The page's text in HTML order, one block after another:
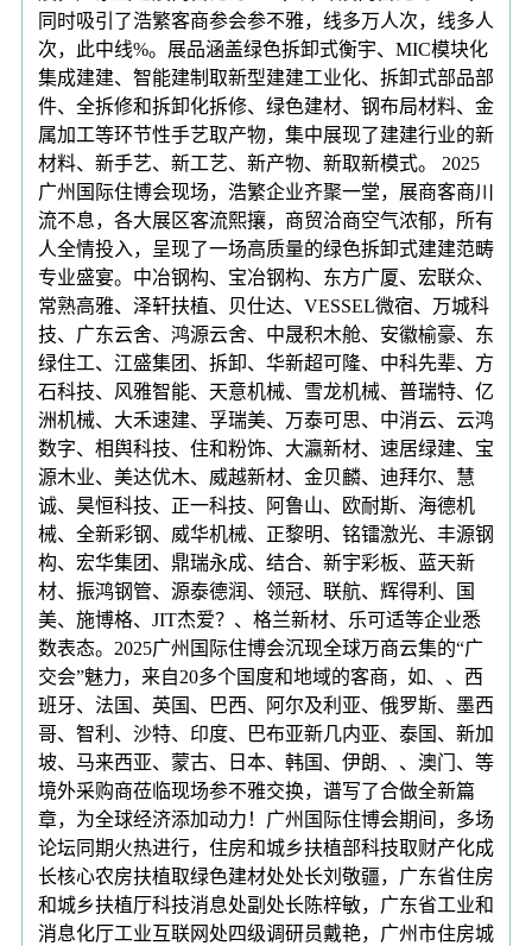
同时吸引了浩繁客商参会参不雅，线多万人次，线多人
次，此中线%。展品涵盖绿色拆卸式衡宇、MIC模块化
集成建建、智能建制取新型建建工业化、拆卸式部品部
件、全拆修和拆卸化拆修、绿色建材、钢布局材料、金
属加工等环节性手艺取产物，集中展现了建建行业的新
材料、新手艺、新工艺、新产物、新取新模式。 2025
广州国际住博会现场，浩繁企业齐聚一堂，展商客商川
流不息，各大展区客流熙攘，商贸洽商空气浓郁，所有
人全情投入，呈现了一场高质量的绿色拆卸式建建范畴
专业盛宴。中冶钢构、宝冶钢构、东方广厦、宏联众、
常熟高雅、泽轩扶植、贝仕达、VESSEL微宿、万城科
技、广东云舍、鸿源云舍、中晟积木舱、安徽榆豪、东
绿住工、江盛集团、拆卸、华新超可隆、中科先辈、方
石科技、风雅智能、天意机械、雪龙机械、普瑞特、亿
洲机械、大禾速建、孚瑞美、万泰可思、中消云、云鸿
数字、相舆科技、住和粉饰、大瀛新材、速居绿建、宝
源木业、美达优木、威越新材、金贝麟、迪拜尔、慧
诚、昊恒科技、正一科技、阿鲁山、欧耐斯、海德机
械、全新彩钢、威华机械、正黎明、铭镭激光、丰源钢
构、宏华集团、鼎瑞永成、结合、新宇彩板、蓝天新
材、振鸿钢管、源泰德润、领冠、联航、辉得利、国
美、施博格、JIT杰爱？、格兰新材、乐可适等企业悉
数表态。2025广州国际住博会沉现全球万商云集的“广
交会”魅力，来自20多个国度和地域的客商，如、、西
班牙、法国、英国、巴西、阿尔及利亚、俄罗斯、墨西
哥、智利、沙特、印度、巴布亚新几内亚、泰国、新加
坡、马来西亚、蒙古、日本、韩国、伊朗、、澳门、等
境外采购商莅临现场参不雅交换，谱写了合做全新篇
章，为全球经济添加动力！广州国际住博会期间，多场
论坛同期火热进行，住房和城乡扶植部科技取财产化成
长核心农房扶植取绿色建材处处长刘敬疆，广东省住房
和城乡扶植厅科技消息处副处长陈梓敏，广东省工业和
消息化厅工业互联网处四级调研员戴艳，广州市住房城